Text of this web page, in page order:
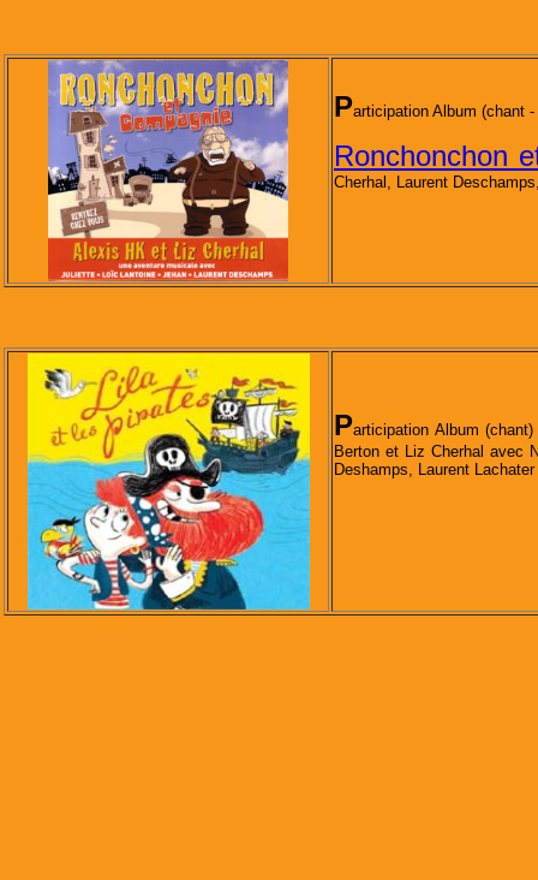
Participation Album (chant
Ronchonchon
Cherhal, Laurent
Participation Album
Berton et Liz Cherhal avec
Deshamps, Laurent